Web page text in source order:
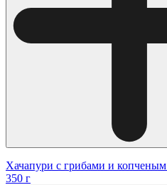
Хачапури с грибами и
350 г